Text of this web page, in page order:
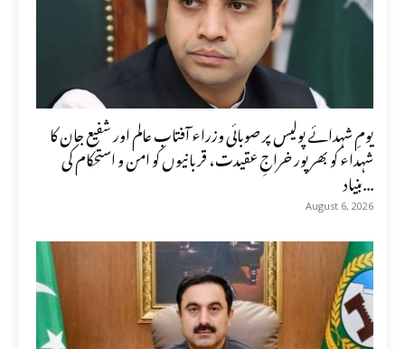
یومِ شہدائے پولیس پر صوبائی وزراء آفتاب عالم اور شفیع جان کا
شہداء کو بھرپور خراجِ عقیدت، قربانیوں کو امن و استحکام کی
بنیاد...
August 6, 2026